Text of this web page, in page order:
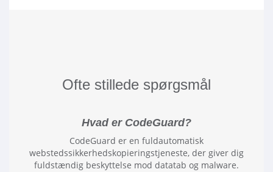
Ofte stillede spørgsmål
Hvad er CodeGuard?
CodeGuard er en fuldautomatisk
webstedssikkerhedskopieringstjeneste, der giver dig
fuldstændig beskyttelse mod datatab og malware.